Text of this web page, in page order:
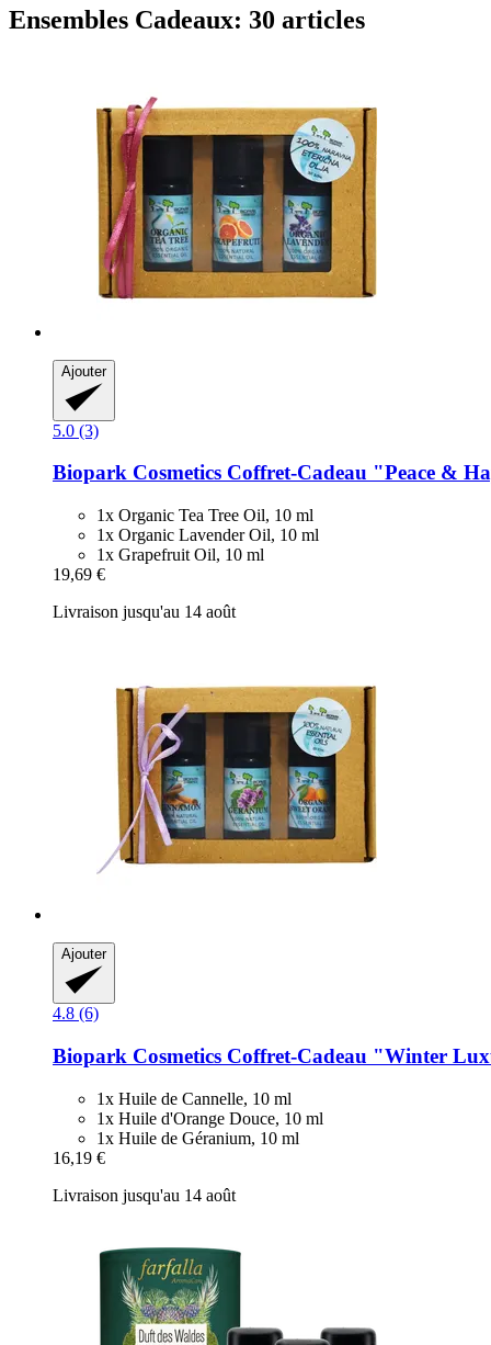
Ensembles Cadeaux: 30 articles
Ajouter
5.0 (3)
Biopark Cosmetics Coffret-​Cadeau "Peace &
1x Organic Tea Tree Oil, 10 ml
1x Organic Lavender Oil, 10 ml
1x Grapefruit Oil, 10 ml
19,69 €
Livraison jusqu'au 14 août
Ajouter
4.8 (6)
Biopark Cosmetics Coffret-​Cadeau "Winter
1x Huile de Cannelle, 10 ml
1x Huile d'Orange Douce, 10 ml
1x Huile de Géranium, 10 ml
16,19 €
Livraison jusqu'au 14 août